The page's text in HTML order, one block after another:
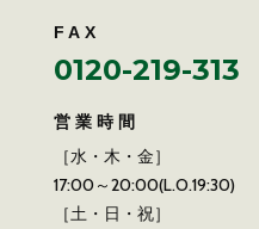
FAX
0120-219-313
営業時間
［水・木・金］
17:00～20:00(L.O.19:30)
［土・日・祝］